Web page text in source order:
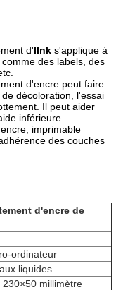
d'IInk s'applique à
des labels, des
d'encre peut faire
décoloration, l'essai
Il peut aider
inférieure
imprimable
des couches
d'encre de
ordinateur
liquides
230×50 millimètre